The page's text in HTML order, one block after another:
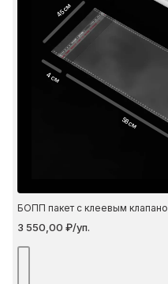
45 см
4 см
58 см
БОПП пакет с клеевым
3 550,00 ₽/уп.